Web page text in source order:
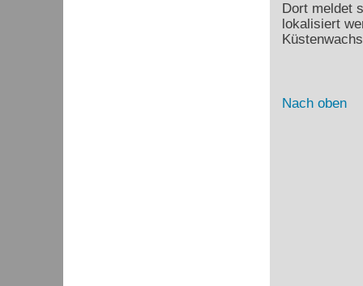
Dort meldet
lokalisiert
Nach oben